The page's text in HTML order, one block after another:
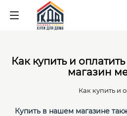
Как купить и
магазин
Как купить и
Купить в нашем магазине